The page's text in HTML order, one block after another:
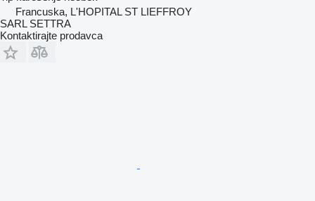
Francuska, L'HOPITAL ST LIEFFROY
SARL SETTRA
Kontaktirajte prodavca